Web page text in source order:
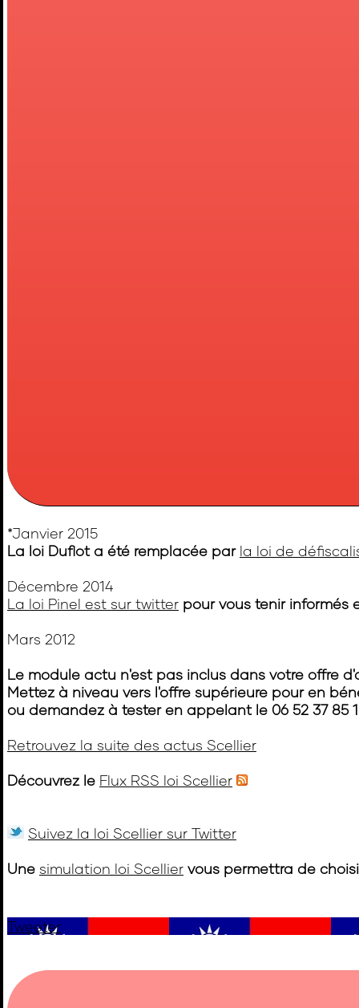
*Janvier 2015
La loi Duflot a été remplacée par la loi de
Décembre 2014
La loi Pinel est sur twitterpour vous tenir informés
Mars 2012
Le module actu n'est pas inclus dans votre offre
Mettez à niveau vers l'offre supérieure pour en
ou demandez à tester en appelant le 06 52 37 85
Retrouvez la suite des actus Scellier
Découvrez le Flux RSS loi Scellier
Suivez la loi Scellier sur Twitter
Une simulation loi Scelliervous permettra de
Tweeter